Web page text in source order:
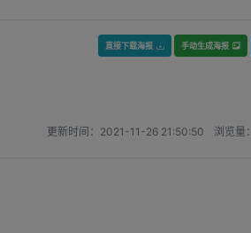
直接下载海报 手动生成海报
更新时间： 2021-11-26 21:50:50 浏览量：